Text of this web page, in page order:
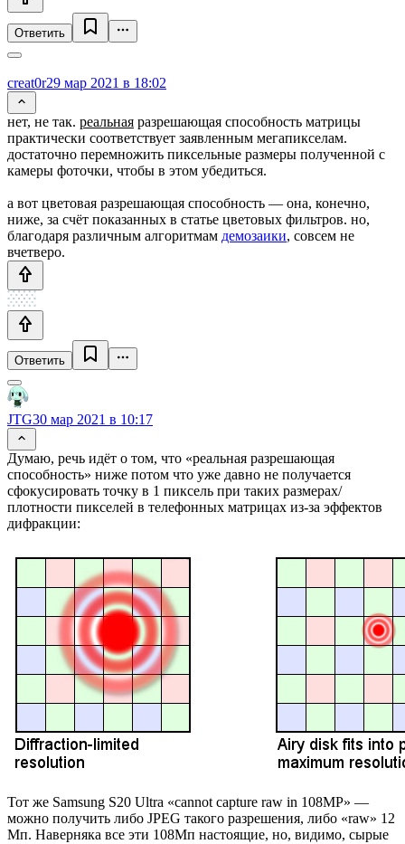
Ответить
creat0r29 мар 2021 в 18:02
нет, не так. реальная разрешающая способность матрицы
практически соответствует заявленным мегапикселам.
достаточно перемножить пиксельные размеры полученной с
камеры фоточки, чтобы в этом убедиться.
а вот цветовая разрешающая способность — она, конечно,
ниже, за счёт показанных в статье цветовых фильтров. но,
благодаря различным алгоритмам демозаики, совсем не
вчетверо.
Ответить
JTG30 мар 2021 в 10:17
Думаю, речь идёт о том, что «реальная разрешающая
способность» ниже потом что уже давно не получается
сфокусировать точку в 1 пиксель при таких размерах/
плотности пикселей в телефонных матрицах из-за эффектов
дифракции:
Тот же Samsung S20 Ultra «cannot capture raw in 108MP» —
можно получить либо JPEG такого разрешения, либо «raw» 12
Мп. Наверняка все эти 108Мп настоящие, но, видимо, сырые